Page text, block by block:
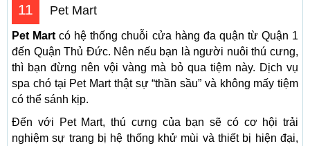
11 Pet Mart
Pet Mart có hệ thống chuỗi cửa hàng đa quận từ Quận 1
đến Quận Thủ Đức. Nên nếu bạn là người nuôi thú cưng,
thì bạn đừng nên vội vàng mà bỏ qua tiệm này. Dịch vụ
spa chó tại Pet Mart thật sự “thần sầu” và không mấy tiệm
có thể sánh kịp.
Đến với Pet Mart, thú cưng của bạn sẽ có cơ hội trải
nghiệm sự trang bị hệ thống khử mùi và thiết bị hiện đại,